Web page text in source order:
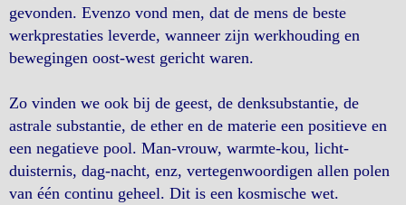
gevonden. Evenzo vond men, dat de mens de beste
werkprestaties leverde, wanneer zijn werkhouding en
bewegingen oost-west gericht waren.
Zo vinden we ook bij de geest, de denksubstantie, de
astrale substantie, de ether en de materie een positieve en
een negatieve pool. Man-vrouw, warmte-kou, licht-
duisternis, dag-nacht, enz, vertegenwoordigen allen polen
van één continu geheel. Dit is een kosmische wet.